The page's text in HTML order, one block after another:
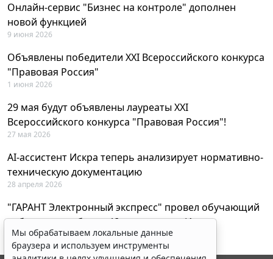
Онлайн-сервис "Бизнес на контроле" дополнен
новой функцией
9 июня 2026
Объявлены победители XXI Всероссийского конкурса
"Правовая Россия"
1 июня 2026
29 мая будут объявлены лауреаты XXI
Всероссийского конкурса "Правовая Россия"!
27 мая 2026
AI-ассистент Искра теперь анализирует нормативно-
техническую документацию
28 апреля 2026
"ГАРАНТ Электронный экспресс" провел обучающий
вебинар по работе с AI-ассистентом Искра
23 апреля 2026
Мы обрабатываем локальные данные
браузера и используем инструменты